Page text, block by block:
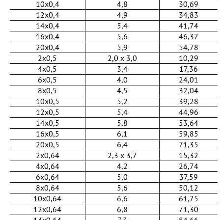
10x0,4
4,8
30,69
12x0,4
4,9
34,83
14x0,4
5,4
41,74
16x0,4
5,6
46,37
20x0,4
5,9
54,78
2x0,5
2,0 х 3,0
10,29
4x0,5
3,4
17,36
6x0,5
4,0
24,01
8x0,5
4,5
32,04
10x0,5
5,2
39,28
12x0,5
5,4
44,96
14x0,5
5,8
53,64
16x0,5
6,1
59,85
20x0,5
6,4
71,35
2x0,64
2,3 х 3,7
15,32
4x0,64
4,2
26,74
6x0,64
5,0
37,59
8x0,64
5,6
50,12
10x0,64
6,6
61,75
12x0,64
6,8
71,30